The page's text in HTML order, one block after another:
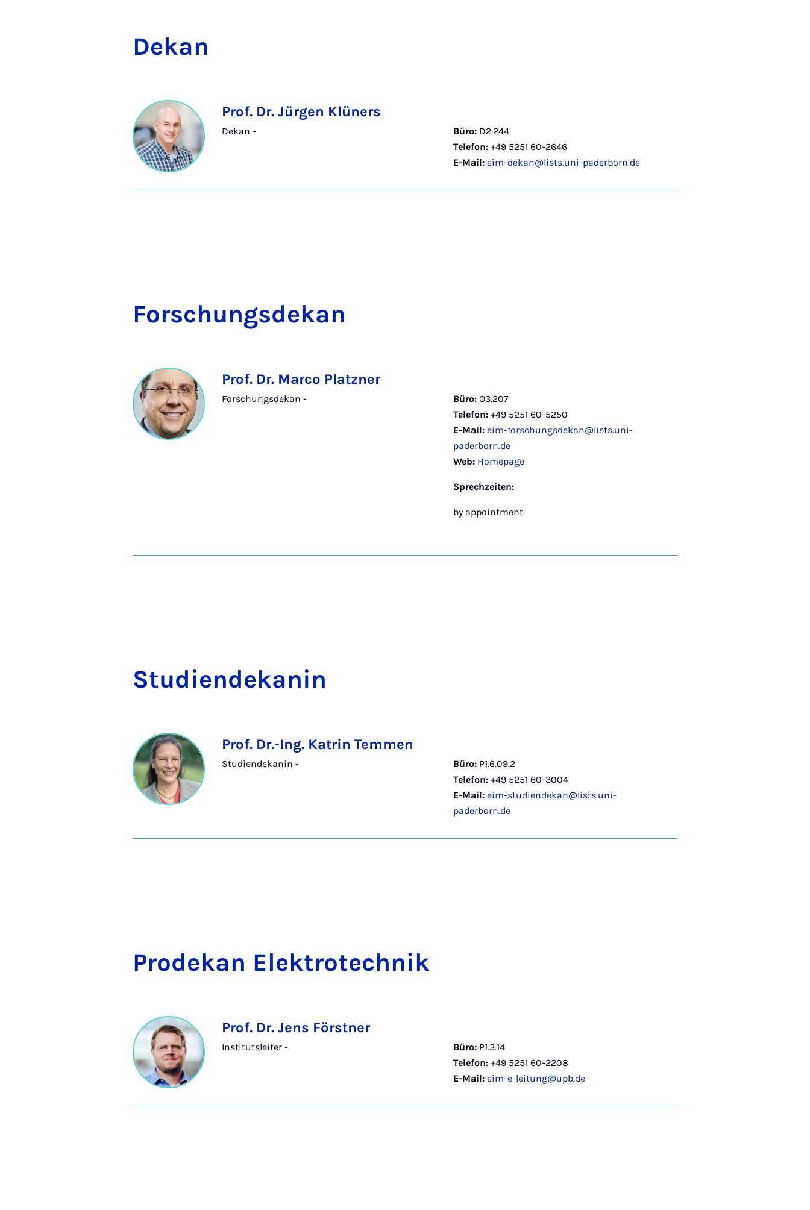
De­kan
Prof. Dr. Jürgen Klüners
Dekan - Büro: D2.244
Telefon: +49 5251 60-2646
E-Mail: eim-dekan@lists.uni-paderborn.de
For­schungs­de­kan
Prof. Dr. Marco Platzner
Forschungsdekan - Büro: O3.207
Telefon: +49 5251 60-5250
E-Mail: eim-forschungsdekan@lists.uni-
paderborn.de
Web: Homepage
Sprechzeiten:
by appointment
Stu­di­en­de­ka­nin
Prof. Dr.-Ing. Katrin Temmen
Studiendekanin - Büro: P1.6.09.2
Telefon: +49 5251 60-3004
E-Mail: eim-studiendekan@lists.uni-
paderborn.de
Pro­de­kan Elek­tro­tech­nik
Prof. Dr. Jens Förstner
Institutsleiter - Büro: P1.3.14
Telefon: +49 5251 60-2208
E-Mail: eim-e-leitung@upb.de